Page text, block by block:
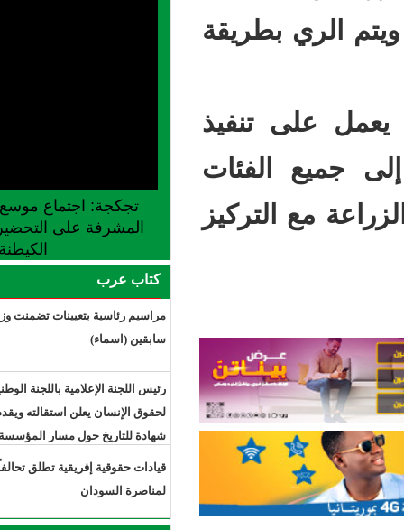
بطريقة
تجكجة: اجتماع موسع للجنة الجهوية
المشرفة على التحضير لإطلاق موسم
مراسيم رئاسية بتعيينات تضمنت وزراء
سابقين (اسماء)
رئيس اللجنة الإعلامية باللجنة الوطنية
لحقوق الإنسان يعلن استقالته ويقدم
شهادة للتاريخ حول مسار المؤسسة
قيادات حقوقية إفريقية تطلق تحالفاً
لمناصرة السودان